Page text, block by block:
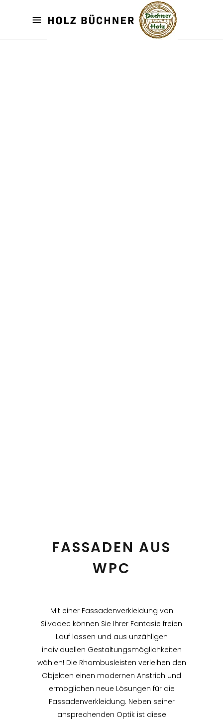
FASSADEN AUS
WPC
Mit einer Fassadenverkleidung von
Silvadec können Sie Ihrer Fantasie freien
Lauf lassen und aus unzähligen
individuellen Gestaltungsmöglichkeiten
wählen! Die Rhombusleisten verleihen den
Objekten einen modernen Anstrich und
ermöglichen neue Lösungen für die
Fassadenverkleidung. Neben seiner
ansprechenden Optik ist diese